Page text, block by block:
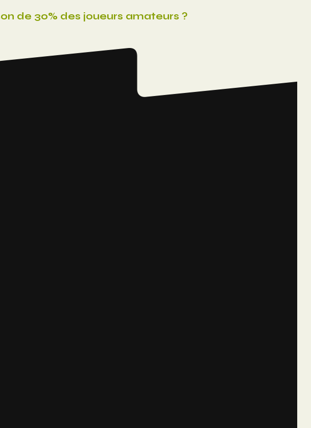
de 30% des joueurs amateurs ?